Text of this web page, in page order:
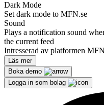
Dark Mode
Set dark mode to MFN.se
Sound
Plays a notification sound
the current feed
Intresserad av platformen
Läs mer
Boka demo
Logga in som bolag